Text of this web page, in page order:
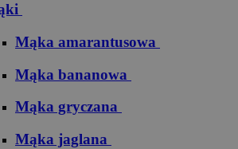
Mąka amarantusowa
Mąka bananowa
Mąka gryczana
Mąka jaglana